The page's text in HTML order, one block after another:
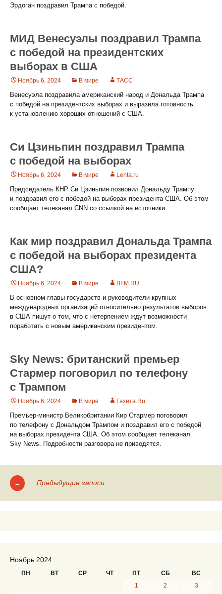
Эрдоган поздравил Трампа с победой.
МИД Венесуэлы поздравил Трампа
с победой на президентских
выборах в США
Ноябрь 6, 2024 В мире ТАСС
Венесуэла поздравила американский народ и Дональда Трампа
с победой на президентских выборах и выразила готовность
к установлению хороших отношений с США.
Си Цзиньпин поздравил Трампа
с победой на выборах
Ноябрь 6, 2024 В мире Lenta.ru
Председатель КНР Си Цзиньпин позвонил Дональду Трампу
и поздравил его с победой на выборах президента США. Об этом
сообщает телеканал CNN со ссылкой на источники.
Как мир поздравил Дональда Трампа
с победой на выборах президента
США?
Ноябрь 6, 2024 В мире BFM.RU
В основном главы государств и руководители крупных
международных организаций относительно результатов выборов
в США пишут о том, что с нетерпением ждут возможности
поработать с новым американским президентом.
Sky News: британский премьер
Стармер поговорил по телефону
с Трампом
Ноябрь 6, 2024 В мире Газета.Ru
Премьер-министр Великобритании Кир Стармер поговорил
по телефону с Дональдом Трампом и поздравил его с победой
на выборах президента США. Об этом сообщает телеканал
Sky News. Подробности разговора не приводятся.
Навигация
← Предыдущие записи
Ноябрь 2024
ПН ВТ СР ЧТ ПТ СБ
ВС
1
2 3